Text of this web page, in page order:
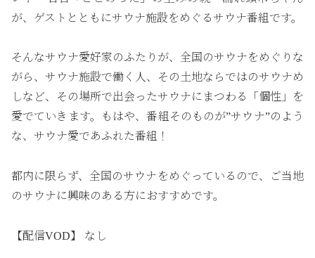
が、ゲストとともにサウナ施設をめぐるサウナ番組です。
そんなサウナ愛好家のふたりが、全国のサウナをめぐりな
がら、サウナ施設で働く人、その土地ならではのサウナめ
しなど、その場所で出会ったサウナにまつわる「個性」を
愛でていきます。もはや、番組そのものが”サウナ”のよう
な、サウナ愛であふれた番組！
都内に限らず、全国のサウナをめぐっているので、ご当地
のサウナに興味のある方におすすめです。
【配信VOD】 なし